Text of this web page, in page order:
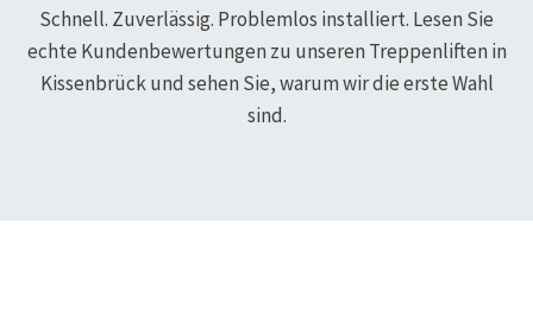
Schnell. Zuverlässig. Problemlos installiert. Lesen Sie
echte Kundenbewertungen zu unseren Treppenliften in
Kissenbrückund sehen Sie, warum wir die erste Wahl
sind.